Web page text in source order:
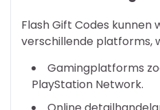
Flash Gift Codes kunnen
verschillende platforms,
Gamingplatforms
PlayStation Network.